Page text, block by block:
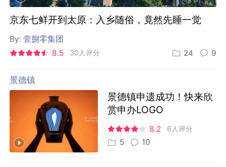
京东七鲜开到太原：入乡随俗，竟然先睡一觉
By:壹捌零集团
8.5
30人评分 24 9
景德镇
景德镇申遗成功！快来欣
赏申办LOGO
8.2 6人评分
5 10